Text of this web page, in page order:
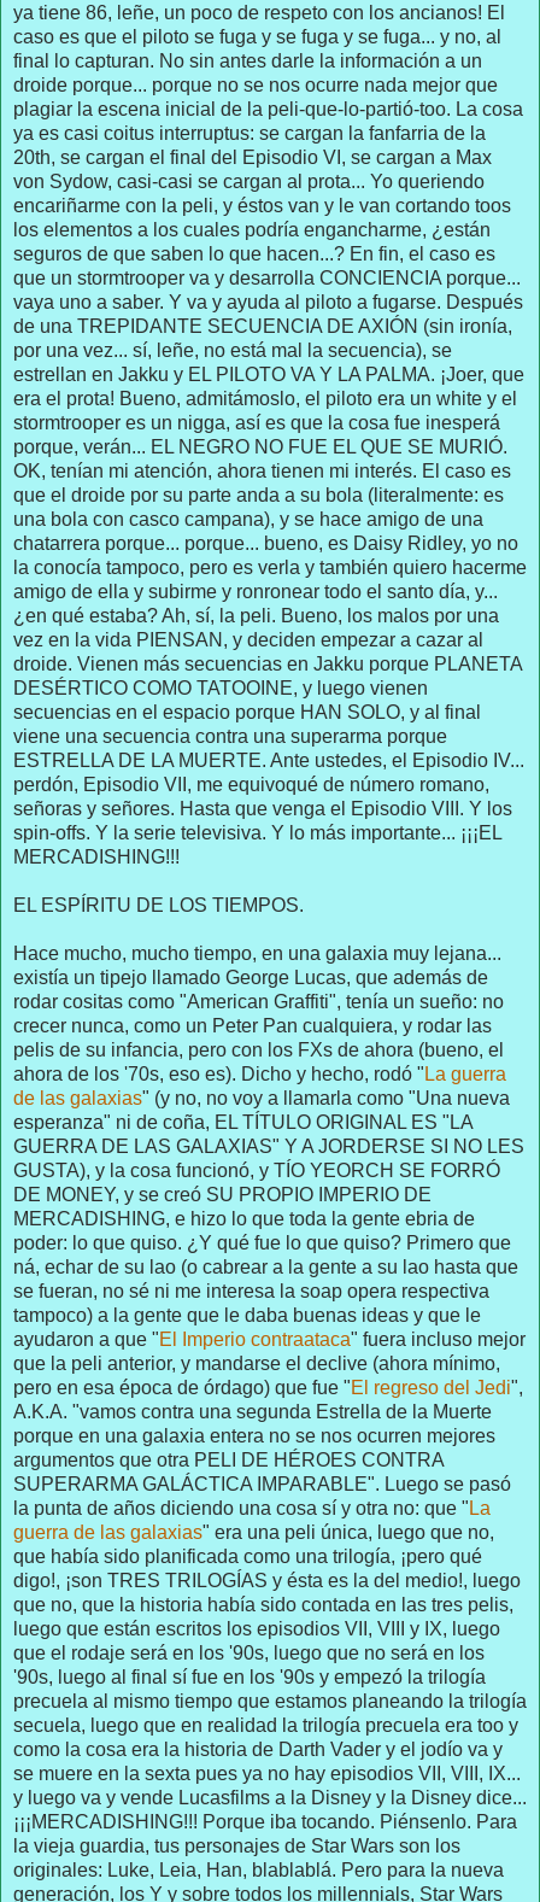
ya tiene 86, leñe, un poco de respeto con los ancianos! El
caso es que el piloto se fuga y se fuga y se fuga... y no, al
final lo capturan. No sin antes darle la información a un
droide porque... porque no se nos ocurre nada mejor que
plagiar la escena inicial de la peli-que-lo-partió-too. La cosa
ya es casi coitus interruptus: se cargan la fanfarria de la
20th, se cargan el final del Episodio VI, se cargan a Max
von Sydow, casi-casi se cargan al prota... Yo queriendo
encariñarme con la peli, y éstos van y le van cortando toos
los elementos a los cuales podría engancharme, ¿están
seguros de que saben lo que hacen...? En fin, el caso es
que un stormtrooper va y desarrolla CONCIENCIA porque...
vaya uno a saber. Y va y ayuda al piloto a fugarse. Después
de una TREPIDANTE SECUENCIA DE AXIÓN (sin ironía,
por una vez... sí, leñe, no está mal la secuencia), se
estrellan en Jakku y EL PILOTO VA Y LA PALMA. ¡Joer, que
era el prota! Bueno, admitámoslo, el piloto era un white y el
stormtrooper es un nigga, así es que la cosa fue inesperá
porque, verán... EL NEGRO NO FUE EL QUE SE MURIÓ.
OK, tenían mi atención, ahora tienen mi interés. El caso es
que el droide por su parte anda a su bola (literalmente: es
una bola con casco campana), y se hace amigo de una
chatarrera porque... porque... bueno, es Daisy Ridley, yo no
la conocía tampoco, pero es verla y también quiero hacerme
amigo de ella y subirme y ronronear todo el santo día, y...
¿en qué estaba? Ah, sí, la peli. Bueno, los malos por una
vez en la vida PIENSAN, y deciden empezar a cazar al
droide. Vienen más secuencias en Jakku porque PLANETA
DESÉRTICO COMO TATOOINE, y luego vienen
secuencias en el espacio porque HAN SOLO, y al final
viene una secuencia contra una superarma porque
ESTRELLA DE LA MUERTE. Ante ustedes, el Episodio IV...
perdón, Episodio VII, me equivoqué de número romano,
señoras y señores. Hasta que venga el Episodio VIII. Y los
spin-offs. Y la serie televisiva. Y lo más importante... ¡¡¡EL
MERCADISHING!!!
EL ESPÍRITU DE LOS TIEMPOS.
Hace mucho, mucho tiempo, en una galaxia muy lejana...
existía un tipejo llamado George Lucas, que además de
rodar cositas como "American Graffiti", tenía un sueño: no
crecer nunca, como un Peter Pan cualquiera, y rodar las
pelis de su infancia, pero con los FXs de ahora (bueno, el
ahora de los '70s, eso es). Dicho y hecho, rodó " La guerra
de las galaxias" (y no, no voy a llamarla como "Una nueva
esperanza" ni de coña, EL TÍTULO ORIGINAL ES "LA
GUERRA DE LAS GALAXIAS" Y A JORDERSE SI NO LES
GUSTA), y la cosa funcionó, y TÍO YEORCH SE FORRÓ
DE MONEY, y se creó SU PROPIO IMPERIO DE
MERCADISHING, e hizo lo que toda la gente ebria de
poder: lo que quiso. ¿Y qué fue lo que quiso? Primero que
ná, echar de su lao (o cabrear a la gente a su lao hasta que
se fueran, no sé ni me interesa la soap opera respectiva
tampoco) a la gente que le daba buenas ideas y que le
ayudaron a que "El Imperio contraataca" fuera incluso mejor
que la peli anterior, y mandarse el declive (ahora mínimo,
pero en esa época de órdago) que fue "El regreso del Jedi",
A.K.A. "vamos contra una segunda Estrella de la Muerte
porque en una galaxia entera no se nos ocurren mejores
argumentos que otra PELI DE HÉROES CONTRA
SUPERARMA GALÁCTICA IMPARABLE". Luego se pasó
la punta de años diciendo una cosa sí y otra no: que " La
guerra de las galaxias" era una peli única, luego que no,
que había sido planificada como una trilogía, ¡pero qué
digo!, ¡son TRES TRILOGÍAS y ésta es la del medio!, luego
que no, que la historia había sido contada en las tres pelis,
luego que están escritos los episodios VII, VIII y IX, luego
que el rodaje será en los '90s, luego que no será en los
'90s, luego al final sí fue en los '90s y empezó la trilogía
precuela al mismo tiempo que estamos planeando la trilogía
secuela, luego que en realidad la trilogía precuela era too y
como la cosa era la historia de Darth Vader y el jodío va y
se muere en la sexta pues ya no hay episodios VII, VIII, IX...
y luego va y vende Lucasfilms a la Disney y la Disney dice...
¡¡¡MERCADISHING!!! Porque iba tocando. Piénsenlo. Para
la vieja guardia, tus personajes de Star Wars son los
originales: Luke, Leia, Han, blablablá. Pero para la nueva
generación, los Y y sobre todos los millennials, Star Wars